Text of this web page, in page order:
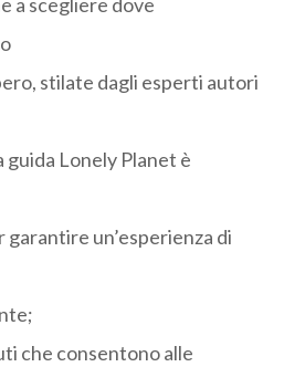
a scegliere dove
stilate dagli esperti autori
guida Lonely Planet è
un’esperienza di
che consentono alle